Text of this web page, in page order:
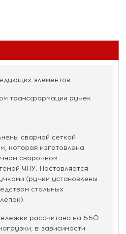
элементов:
трансформации ручек
сварной сеткой
которая изготовлена
сварочном
ЧПУ. Поставляется
(ручки установлены
стальных
рассчитана на 550
в зависимости